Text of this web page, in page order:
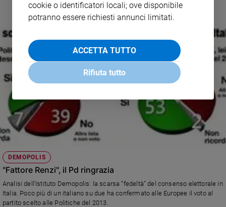
DEMOPOLIS
"Fattore Renzi", il Pd ringrazia
Analisi dell'Istituto Demopolis: la scarsa “fedeltà” del consenso elettorale in
Italia. Poco più di un italiano su due ha confermato alle Europee il voto al
partito scelto alle Politiche del 2013.
cookie o identificatori locali; ove disponibile
potranno essere richiesti annunci limitati.
ACCETTA TUTTO
Rifiuta tutto